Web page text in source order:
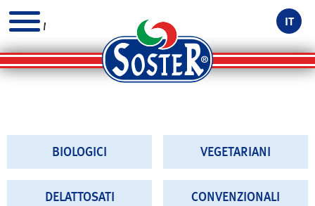
MENU IT
BIOLOGICI VEGETARIANI
DELATTOSATI CONVENZIONALI